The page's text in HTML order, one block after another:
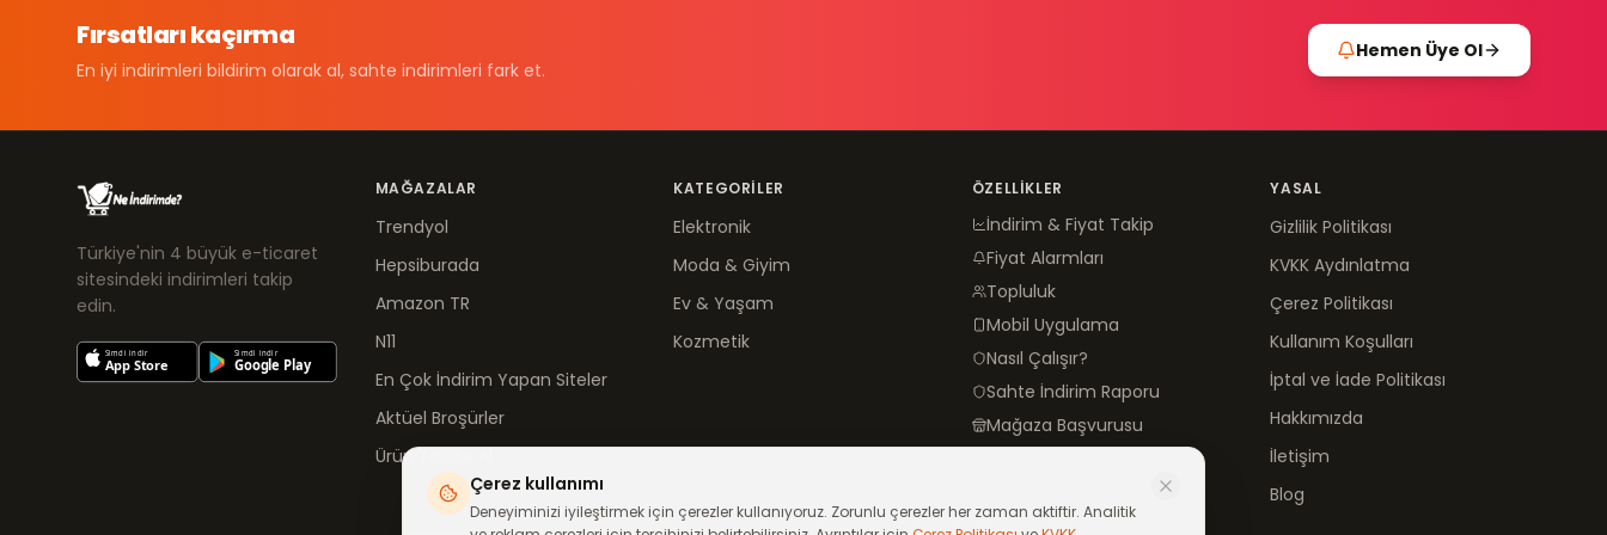
Fırsatları kaçırma
En iyi indirimleri bildirim olarak al, sahte indirimleri fark et.
Hemen Üye Ol
Türkiye'nin 4 büyük e-ticaret
sitesindeki indirimleri takip
edin.
MAĞAZALAR
Trendyol
Hepsiburada
Amazon TR
N11
En Çok İndirim Yapan Siteler
Aktüel Broşürler
Ürün Takibe Al
KATEGORILER
Elektronik
Moda & Giyim
Ev & Yaşam
Kozmetik
ÖZELLIKLER
İndirim & Fiyat Takip
Fiyat Alarmları
Topluluk
Mobil Uygulama
Nasıl Çalışır?
Sahte İndirim Raporu
Mağaza Başvurusu
YASAL
Gizlilik Politikası
KVKK Aydınlatma
Çerez Politikası
Kullanım Koşulları
İptal ve İade Politikası
Hakkımızda
İletişim
Blog
Çerez kullanımı
Deneyiminizi iyileştirmek için çerezler kullanıyoruz. Zorunlu çerezler her zaman aktiftir. Analitik